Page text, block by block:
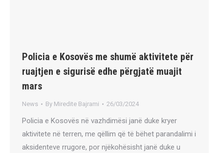
Policia e Kosovës me shumë aktivitete për
ruajtjen e sigurisë edhe përgjatë muajit
mars
News By Miredite Bajrami 26/03/2024
Policia e Kosovës në vazhdimësi janë duke kryer
aktivitete në terren, me qëllim që të bëhet parandalimi i
aksidenteve rrugore, por njëkohësisht janë duke u